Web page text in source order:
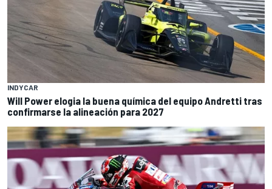
INDYCAR
Will Power elogia la buena química del equipo Andretti tras
confirmarse la alineación para 2027